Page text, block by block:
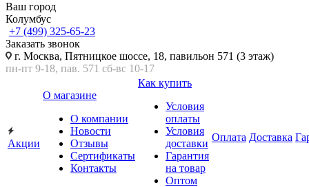
Ваш город
Колумбус
+7 (499) 325-65-23
Заказать звонок
г. Москва, Пятницкое шоссе, 18, павильон 571 (3 этаж)
пн-пт 9-18, пав. 571 сб-вс 10-17
Акции
О магазине
О компании
Новости
Отзывы
Сертификаты
Контакты
Как купить
Условия
оплаты
Условия
доставки
Гарантия
на товар
Оптом
Оплата Доставка